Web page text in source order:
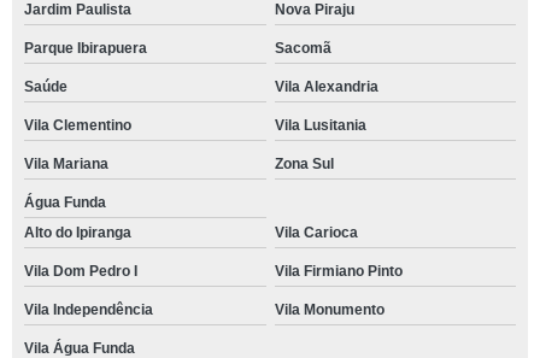
Jardim Paulista Nova Piraju
Parque Ibirapuera Sacomã
Saúde Vila Alexandria
Vila Clementino Vila Lusitania
Vila Mariana Zona Sul
Água Funda
Alto do Ipiranga
Vila Carioca
Vila Dom Pedro I Vila Firmiano Pinto
Vila Independência Vila Monumento
Vila Água Funda